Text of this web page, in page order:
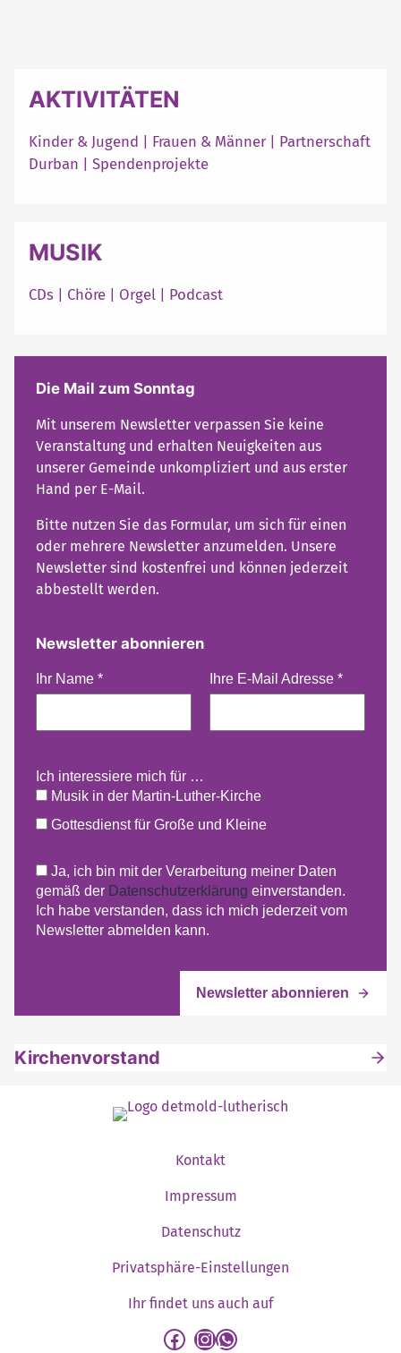
AKTIVITÄTEN
Kinder & Jugend Frauen & Männer| Partnerschaft
Durban
Spendenprojekte
MUSIK
CDs Chöre Orgel Podcast
Die Mail zum Sonntag
Mit unserem Newsletter verpassen Sie keine
Veranstaltung und erhalten Neuigkeiten aus
unserer Gemeinde unkompliziert und aus erster
Hand per E-Mail.
Bitte nutzen Sie das Formular, um sich für einen
oder mehrere Newsletter anzumelden. Unsere
Newsletter sind kostenfrei und können jederzeit
abbestellt werden.
Newsletter abonnieren
Ihr Name * Ihre E-Mail Adresse *
Ich interessiere mich für …
Musik in der Martin-Luther-Kirche
Gottesdienst für Große und Kleine
Ja, ich bin mit der Verarbeitung meiner Daten
gemäß der Datenschutzerklärung einverstanden.
Ich habe verstanden, dass ich mich jederzeit vom
Newsletter abmelden kann.
Kirchenvorstand
Kontakt
Impressum
Datenschutz
Privatsphäre-Einstellungen
Ihr findet uns auch auf
detmold-lutherisch auf Facebook
detmold-lutherisch auf Instagram
detmold-lutherisch auf WhatsApp